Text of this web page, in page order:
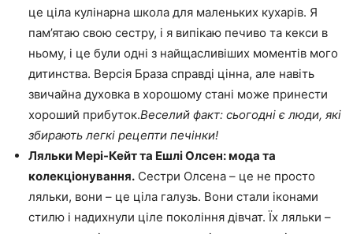
це ціла кулінарна школа для маленьких кухарів. Я
пам’ятаю свою сестру, і я випікаю печиво та кекси в
ньому, і це були одні з найщасливіших моментів мого
дитинства. Версія Браза справді цінна, але навіть
звичайна духовка в хорошому стані може принести
хороший прибуток.Веселий факт: сьогодні є люди, які
збирають легкі рецепти печінки!
Ляльки Мері-Кейт та Ешлі Олсен: мода та
колекціонування. Сестри Олсена – це не просто
ляльки, вони – це ціла галузь. Вони стали іконами
стилю і надихнули ціле покоління дівчат. Їх ляльки –